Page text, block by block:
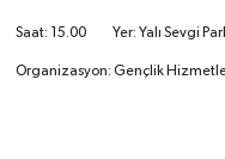
Saat: 15.00 Yer: Yalı Sevgi
Organizasyon: Gençlik